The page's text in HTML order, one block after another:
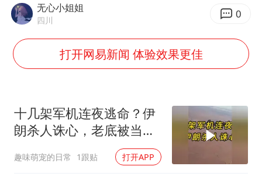
白海豚可深入内陆制造大范围风雨
面对面丨蔡磊：与渐冻症抗争 纵使不敌 也不屈服
NBA传奇教练老尼尔森去世
加沙约14万栋建筑被完全摧毁
5万小车卖不动 微型代步车集体遇冷
“皋”在低处
无心小姐姐
四川 0
打开网易新闻 体验效果更佳
十几架军机连夜逃命？伊
朗杀人诛心，老底被当地
趣味萌宠的日常 1跟贴 打开APP